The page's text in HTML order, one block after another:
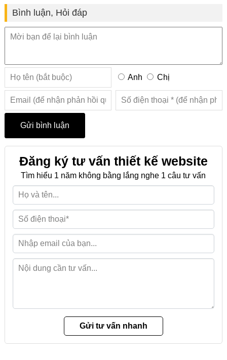
Bình luận, Hỏi đáp
Anh Chị
Đăng ký tư vấn thiết kế website
Tìm hiểu 1 năm không bằng lắng nghe 1 câu tư vấn